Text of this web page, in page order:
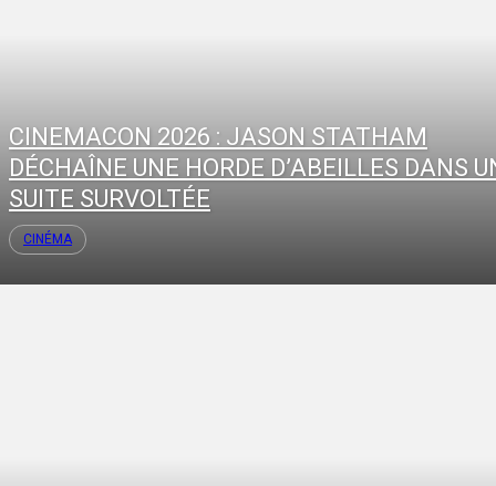
CINEMACON 2026 : JASON STATHAM
DÉCHAÎNE UNE HORDE D’ABEILLES DANS
SUITE SURVOLTÉE
CINÉMA